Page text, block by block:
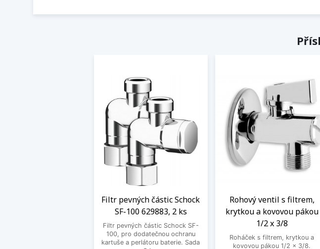
Filtr pevných částic Schock
SF-100 629883, 2 ks
Filtr pevných částic Schock SF-
100, pro dodatečnou ochranu
kartuše a perlátoru baterie. Sada
Rohový ventil s filtrem,
krytkou a kovovou pákou
1/2 x 3/8
Roháček s filtrem, krytkou a
kovovou pákou 1/2 x 3/8.